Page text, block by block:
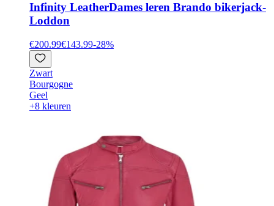
Infinity LeatherDames leren Brando bikerjack-
Loddon
€200.99€143.99-28%
Zwart
Bourgogne
Geel
+8 kleuren